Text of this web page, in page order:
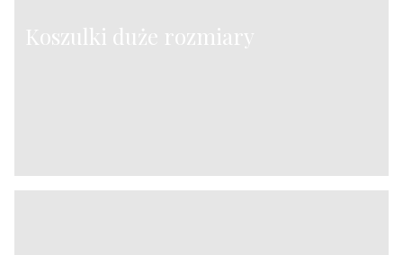
Koszulki duże rozmiary